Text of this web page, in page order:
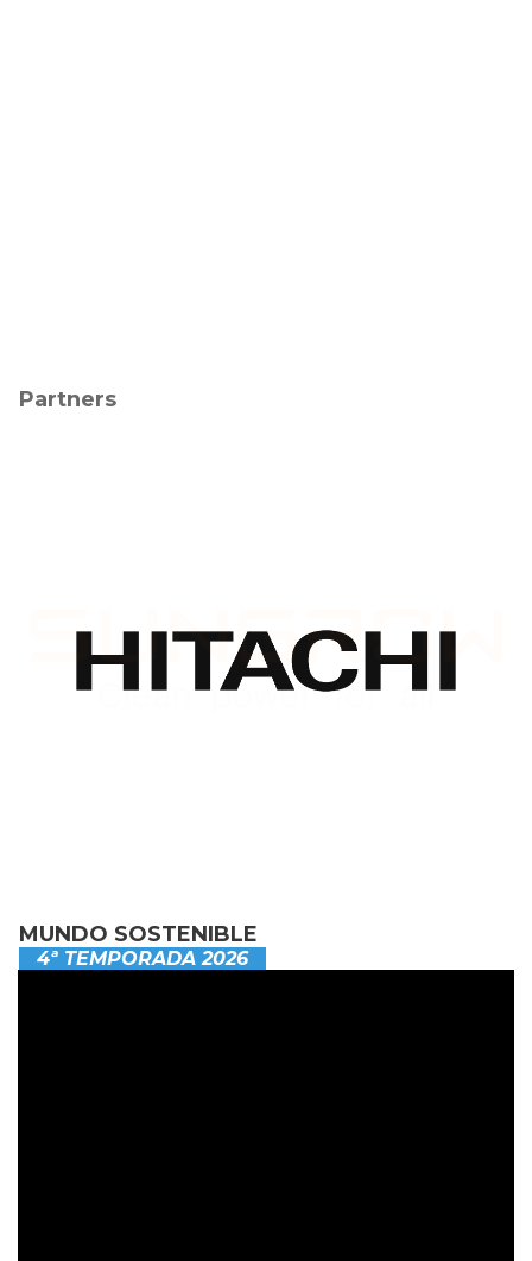
Partners
MUNDO SOSTENIBLE
4ª TEMPORADA 2026